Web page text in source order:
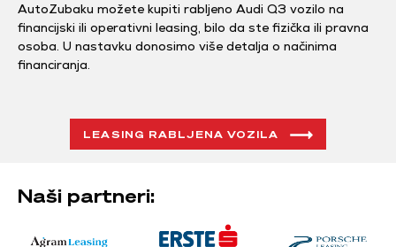
AutoZubaku možete kupiti rabljeno Audi Q3 vozilo na
financijski ili operativni leasing, bilo da ste fizička ili pravna
osoba. U nastavku donosimo više detalja o načinima
financiranja.
LEASING RABLJENA VOZILA
Naši partneri: